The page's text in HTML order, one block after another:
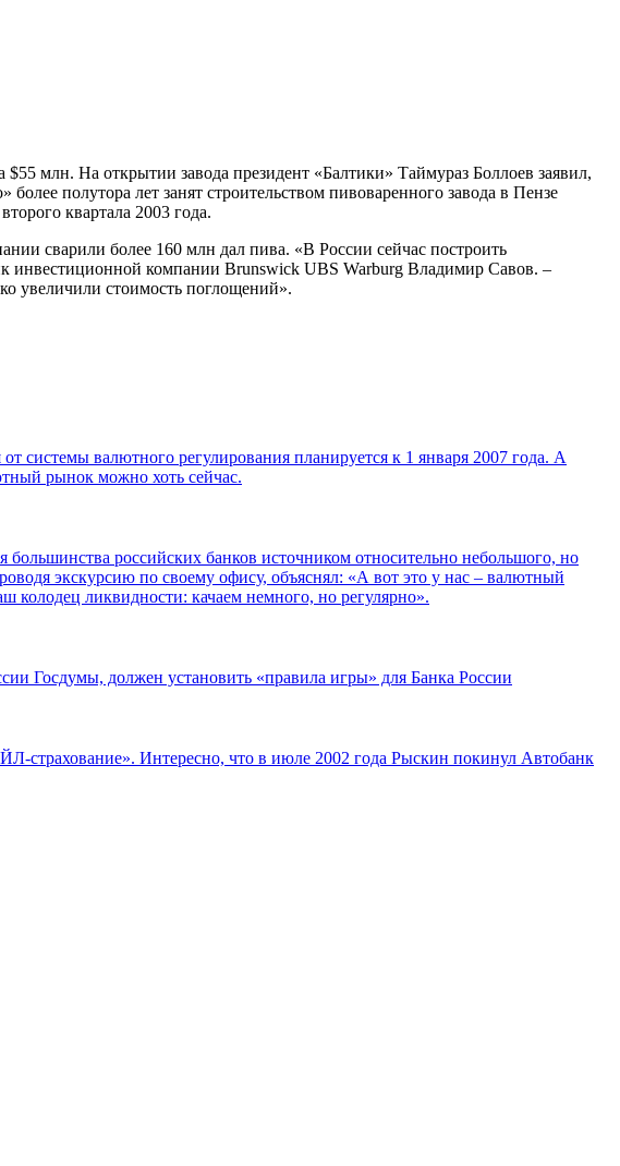
млн. На открытии завода президент «Балтики» Таймураз Боллоев заявил,
полутора лет занят строительством пивоваренного завода в Пензе
квартала 2003 года.
сварили более 160 млн дал пива. «В России сейчас построить
инвестиционной компании Brunswick UBS Warburg Владимир Савов. –
увеличили стоимость поглощений».
системы валютного регулирования планируется к 1 января 2007 года. А
рынок можно хоть сейчас.
российских банков источником относительно небольшого, но
экскурсию по своему офису, объяснял: «А вот это у нас – валютный
ликвидности: качаем немного, но регулярно».
Госдумы, должен установить «правила игры» для Банка России
Интересно, что в июле 2002 года Рыскин покинул Автобанк